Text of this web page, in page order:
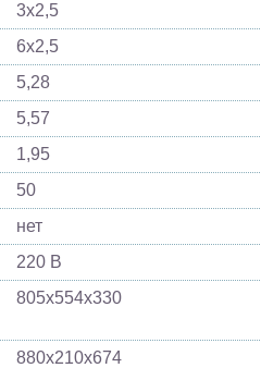
3x2,5
6x2,5
5,28
5,57
1,95
50
нет
220 В
805х554х330
880х210х674